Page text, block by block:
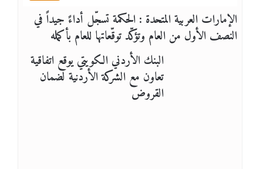
الإمارات العربية المتحدة : الحكمة تسجّل أداءً جيداً في
النصف الأول من العام وتؤكّد توقّعاتها للعام بأكمله
البنك الأردني الكويتي يوقع اتفاقية
تعاون مع الشركة الأردنية لضمان
القروض